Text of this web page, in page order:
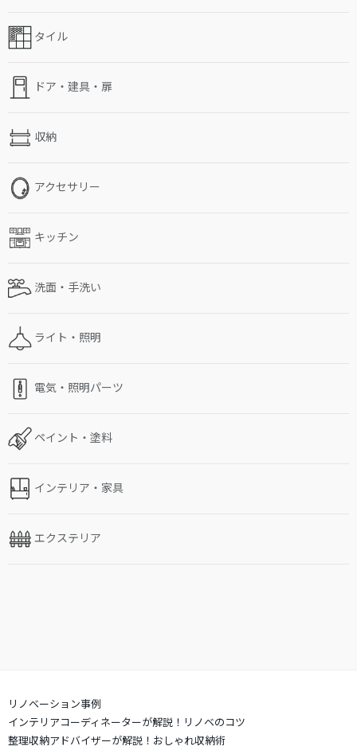
タイル
ドア・建具・扉
収納
アクセサリー
キッチン
洗面・手洗い
ライト・照明
電気・照明パーツ
ペイント・塗料
インテリア・家具
エクステリア
リノベーション事例
インテリアコーディネーターが解説！リノベのコツ
整理収納アドバイザーが解説！おしゃれ収納術